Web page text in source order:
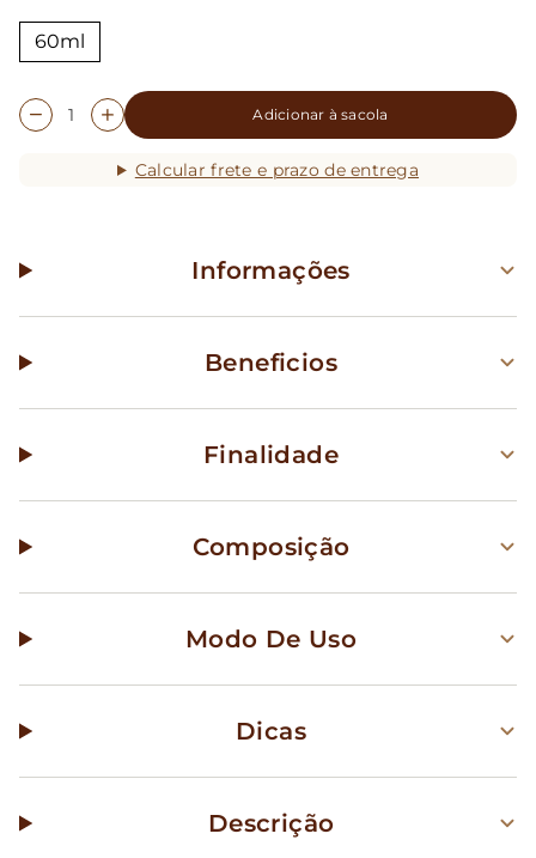
60ml
Adicionar à sacola
Calcular frete e prazo de entrega
Informações
Beneficios
Finalidade
Composição
Modo De Uso
Dicas
Descrição